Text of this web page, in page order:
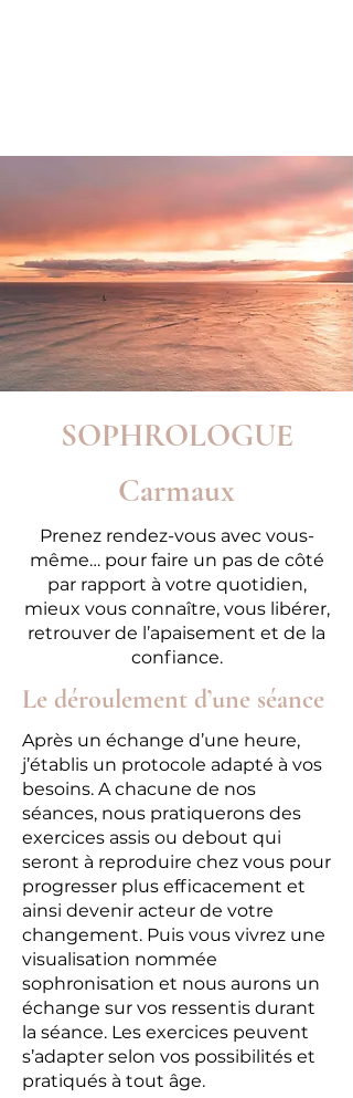
SOPHROLOGUE
Carmaux
Prenez rendez-vous avec vous-
même… pour faire un pas de côté
par rapport à votre quotidien,
mieux vous connaître, vous libérer,
retrouver de l’apaisement et de la
confiance.
Le déroulement d’une séance
Après un échange d’une heure,
j’établis un protocole adapté à vos
besoins. A chacune de nos
séances, nous pratiquerons des
exercices assis ou debout qui
seront à reproduire chez vous pour
progresser plus efficacement et
ainsi devenir acteur de votre
changement. Puis vous vivrez une
visualisation nommée
sophronisation et nous aurons un
échange sur vos ressentis durant
la séance. Les exercices peuvent
s’adapter selon vos possibilités et
pratiqués à tout âge.